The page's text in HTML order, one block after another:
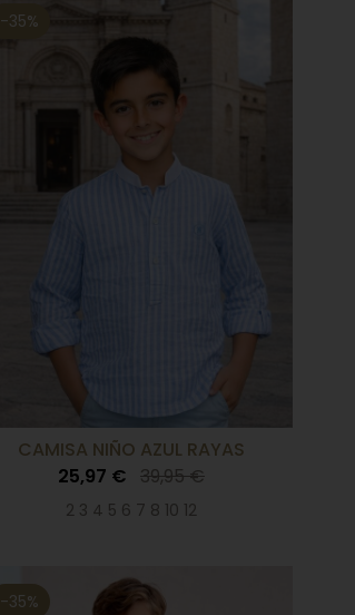
-35%
CAMISA NIÑO AZUL RAYAS
25,97 € 39,95 €
2 3 4 5 6 7 8 10 12
-35%